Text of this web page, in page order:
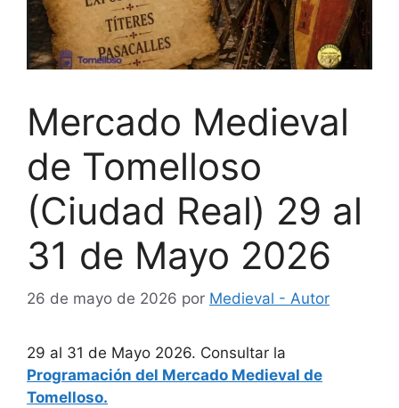
Mercado Medieval
de Tomelloso
(Ciudad Real) 29 al
31 de Mayo 2026
26 de mayo de 2026 por Medieval - Autor
29 al 31 de Mayo 2026. Consultar la
Programación del Mercado Medieval de
Tomelloso.